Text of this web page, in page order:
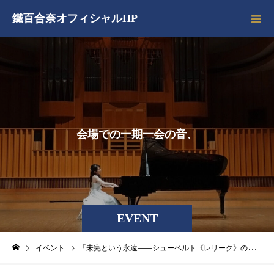
鐵百合奈オフィシャルHP
EVENT
会場での一期一会の音、
イベント 「未完という永遠——シューベルト《レリーク》の彼方へ」